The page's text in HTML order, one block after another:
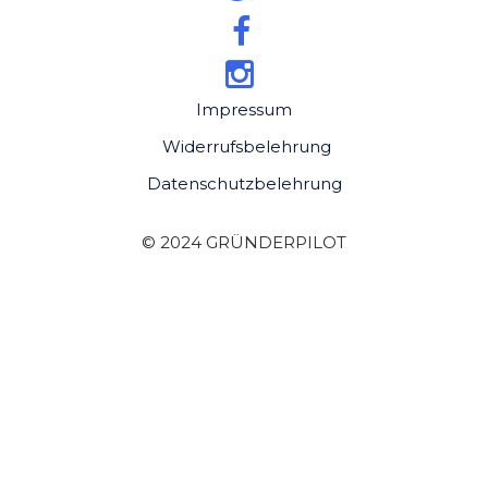
Impressum
Widerrufsbelehrung
Datenschutzbelehrung
© 2024 GRÜNDERPILOT